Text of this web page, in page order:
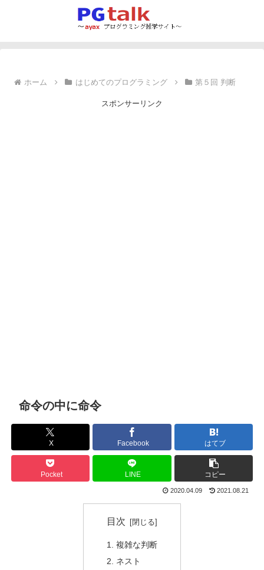
ホーム はじめてのプログラミング 第５回 判断
スポンサーリンク
命令の中に命令
X Facebook はてブ
Pocket LINE コピー
2020.04.09 2021.08.21
目次
複雑な判断
ネスト